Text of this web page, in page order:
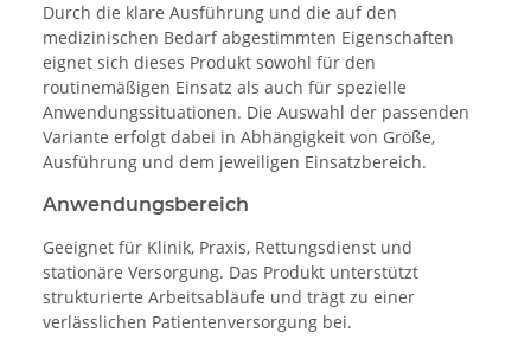
Durch die klare Ausführung und die auf den
medizinischen Bedarf abgestimmten Eigenschaften
eignet sich dieses Produkt sowohl für den
routinemäßigen Einsatz als auch für spezielle
Anwendungssituationen. Die Auswahl der passenden
Variante erfolgt dabei in Abhängigkeit von Größe,
Ausführung und dem jeweiligen Einsatzbereich.
Anwendungsbereich
Geeignet für Klinik, Praxis, Rettungsdienst und
stationäre Versorgung. Das Produkt unterstützt
strukturierte Arbeitsabläufe und trägt zu einer
verlässlichen Patientenversorgung bei.